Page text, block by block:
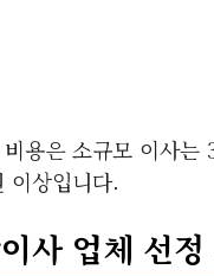
용은 소규모 이사
이상입니다.
사 업체 선